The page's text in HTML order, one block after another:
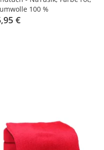
100 %
€